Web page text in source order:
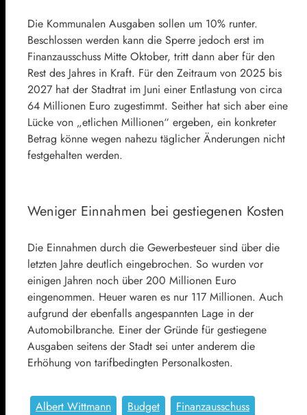
Die Kommunalen Ausgaben sollen um 10% runter.
Beschlossen werden kann die Sperre jedoch erst im
Finanzausschuss Mitte Oktober, tritt dann aber für den
Rest des Jahres in Kraft. Für den Zeitraum von 2025 bis
2027 hat der Stadtrat im Juni einer Entlastung von circa
64 Millionen Euro zugestimmt. Seither hat sich aber eine
Lücke von „etlichen Millionen“ ergeben, ein konkreter
Betrag könne wegen nahezu täglicher Änderungen nicht
festgehalten werden.
Weniger Einnahmen bei gestiegenen Kosten
Die Einnahmen durch die Gewerbesteuer sind über die
letzten Jahre deutlich eingebrochen. So wurden vor
einigen Jahren noch über 200 Millionen Euro
eingenommen. Heuer waren es nur 117 Millionen. Auch
aufgrund der ebenfalls angespannten Lage in der
Automobilbranche. Einer der Gründe für gestiegene
Ausgaben seitens der Stadt sei unter anderem die
Erhöhung von tarifbedingten Personalkosten.
Albert Wittmann Budget
Finanzausschuss